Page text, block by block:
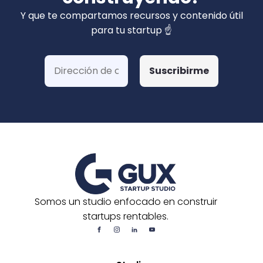
privados). Hemos ganado más de 15 fondos
de Corfo y 3 Startups Chile, además de otras
postulaciones o convocatorias.
Y que te compartamos recursos y contenido útil
para tu startup ☝️
Somos un studio enfocado en construir
startups rentables.